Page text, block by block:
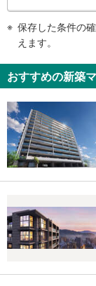
知
を
け
取
る
・
を
マ
イ
ペ
保存した条件の
えます。
おすすめの新築